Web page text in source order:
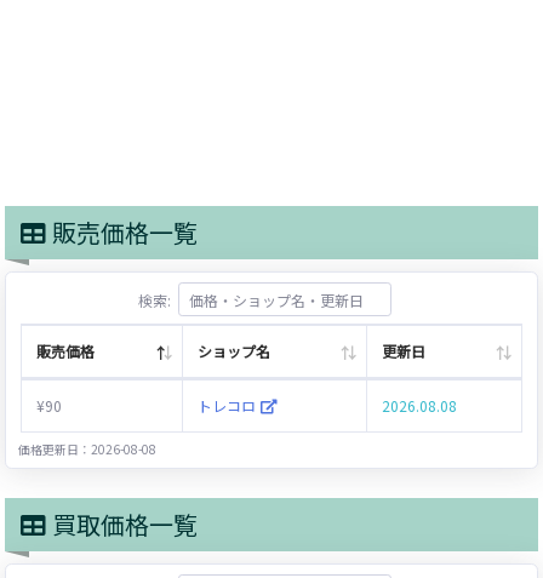
販売価格一覧
検索:
販売価格 ショップ名 更新日
¥90 トレコロ 2026.08.08
価格更新日：2026-08-08
買取価格一覧